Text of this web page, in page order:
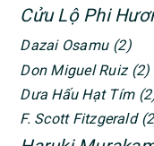
Cửu Lộ Phi
Dazai Osamu (2)
Don Miguel Ruiz (2)
Dưa Hấu Hạt Tím
F. Scott Fitzgerald